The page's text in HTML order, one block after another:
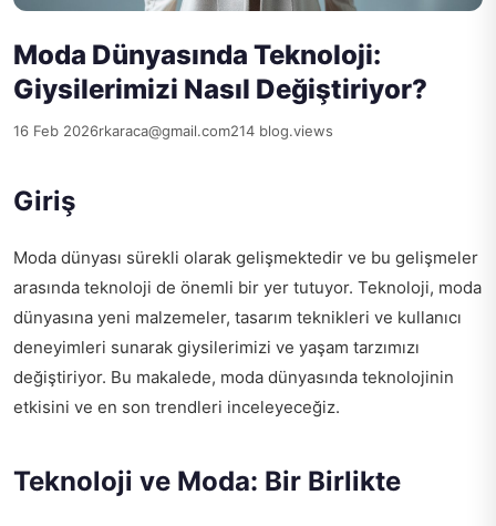
Moda Dünyasında Teknoloji:
Giysilerimizi Nasıl Değiştiriyor?
16 Feb 2026rkaraca@gmail.com214 blog.views
Giriş
Moda dünyası sürekli olarak gelişmektedir ve bu gelişmeler
arasında teknoloji de önemli bir yer tutuyor. Teknoloji, moda
dünyasına yeni malzemeler, tasarım teknikleri ve kullanıcı
deneyimleri sunarak giysilerimizi ve yaşam tarzımızı
değiştiriyor. Bu makalede, moda dünyasında teknolojinin
etkisini ve en son trendleri inceleyeceğiz.
Teknoloji ve Moda: Bir Birlikte